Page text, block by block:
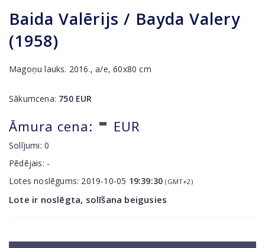
Baida Valērijs / Bayda Valery
(1958)
Magoņu lauks. 2016., a/e, 60x80 cm
Sākumcena: 750EUR
Āmura cena: - EUR
Solījumi:0
Pēdējais: -
Lotes noslēgums: 2019-10-05 19:39:30 (GMT+2)
Lote ir noslēgta, solīšana beigusies